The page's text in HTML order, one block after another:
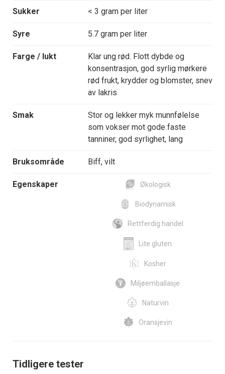
Sukker < 3 gram per liter
Syre 5.7 gram per liter
Farge / lukt
Klar ung rød. Flott dybde og
konsentrasjon, god syrlig mørkere
rød frukt, krydder og blomster, snev
av lakris
Smak
Stor og lekker myk munnfølelse
som vokser mot gode faste
tanniner, god syrlighet, lang
Bruksområde Biff, vilt
Egenskaper Økologisk
Biodynamisk
Rettferdig handel
Lite gluten
Kosher
Miljøemballasje
Naturvin
Oransjevin
Tidligere tester